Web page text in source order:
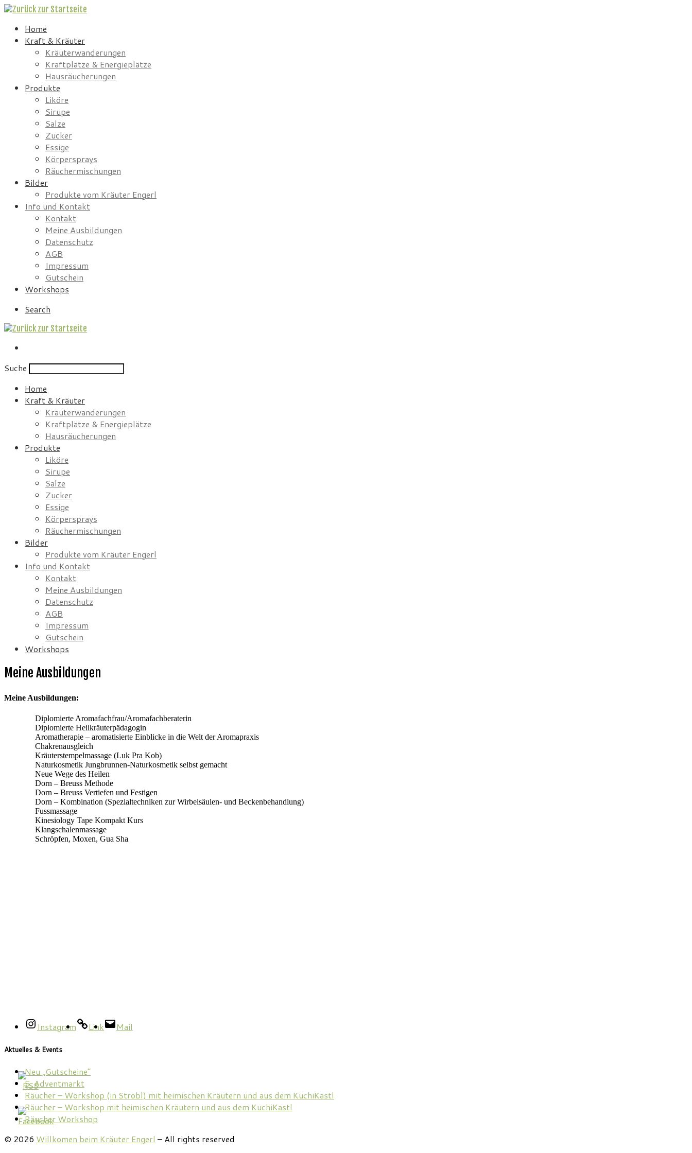
Home
Kraft & Kräuter
Kräuterwanderungen
Kraftplätze & Energieplätze
Hausräucherungen
Produkte
Liköre
Sirupe
Salze
Zucker
Essige
Körpersprays
Räuchermischungen
Bilder
Produkte vom Kräuter Engerl
Info und Kontakt
Kontakt
Meine Ausbildungen
Datenschutz
AGB
Impressum
Gutschein
Workshops
Search
Suche
Home
Kraft & Kräuter
Kräuterwanderungen
Kraftplätze & Energieplätze
Hausräucherungen
Produkte
Liköre
Sirupe
Salze
Zucker
Essige
Körpersprays
Räuchermischungen
Bilder
Produkte vom Kräuter Engerl
Info und Kontakt
Kontakt
Meine Ausbildungen
Datenschutz
AGB
Impressum
Gutschein
Workshops
Meine Ausbildungen
Meine Ausbildungen:
Diplomierte Heilkräuterpädagogin
Aromatherapie – aromatisierte Einblicke in die Welt der Aromapraxis
Chakrenausgleich
Kräuterstempelmassage (Luk Pra Kob)
Naturkosmetik Jungbrunnen-Naturkosmetik selbst gemacht
Neue Wege des Heilen
Dorn – Breuss Methode
Dorn – Breuss Vertiefen und Festigen
Dorn – Kombination (Spezialtechniken zur Wirbelsäulen- und Beckenbehandlung)
Fussmassage
Kinesiology Tape Kompakt Kurs
Klangschalenmassage
Schröpfen, Moxen, Gua Sha
Instagram Link Mail
Aktuelles & Events
Neu „Gutscheine“
5. Adventmarkt
Räucher – Workshop (in Strobl) mit heimischen Kräutern und aus dem KuchiKastl
Räucher – Workshop mit heimischen Kräutern und aus dem KuchiKastl
Räucher Workshop
© 2026 Willkomen beim Kräuter Engerl – All rights reserved